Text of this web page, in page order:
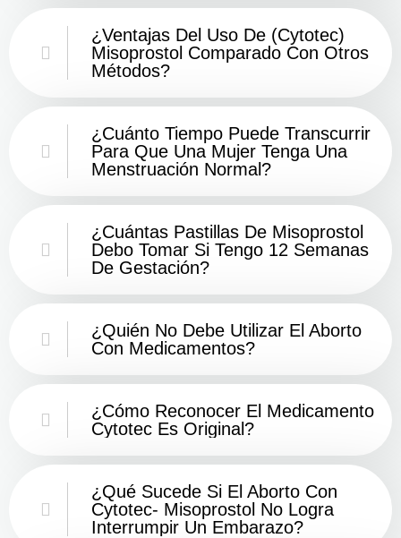
¿Ventajas Del Uso De (Cytotec)
Misoprostol Comparado Con Otros
Métodos?
¿Cuánto Tiempo Puede Transcurrir
Para Que Una Mujer Tenga Una
Menstruación Normal?
¿Cuántas Pastillas De Misoprostol
Debo Tomar Si Tengo 12 Semanas
De Gestación?
¿Quién No Debe Utilizar El Aborto
Con Medicamentos?
¿Cómo Reconocer El Medicamento
Cytotec Es Original?
¿Qué Sucede Si El Aborto Con
Cytotec- Misoprostol No Logra
Interrumpir Un Embarazo?